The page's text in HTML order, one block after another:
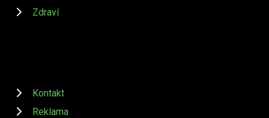
Zdraví
Kontakt
Reklama